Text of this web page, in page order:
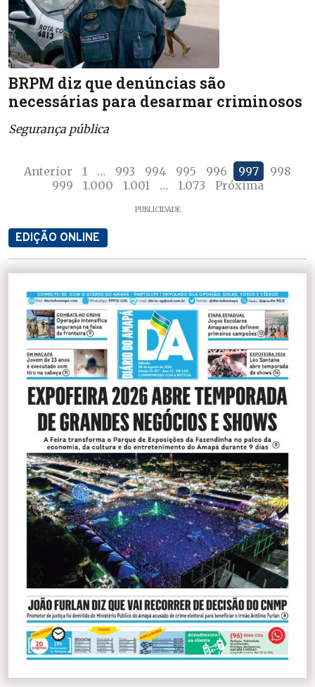
BRPM diz que denúncias são
necessárias para desarmar criminosos
Segurança pública
Anterior 1 … 993 994 995 996 997
998
999
1.000 1.001 … 1.073 Próxima
PUBLICIDADE
EDIÇÃO ONLINE